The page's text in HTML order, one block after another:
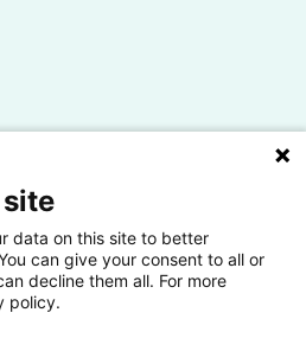
data on this site to better
can give your consent to all or
decline them all. For more
policy.